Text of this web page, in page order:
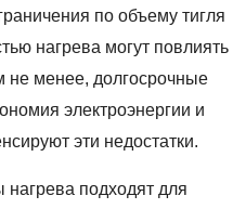
по объему тигля
нагрева могут повлиять
не менее, долгосрочные
электроэнергии и
эти недостатки.
подходят для